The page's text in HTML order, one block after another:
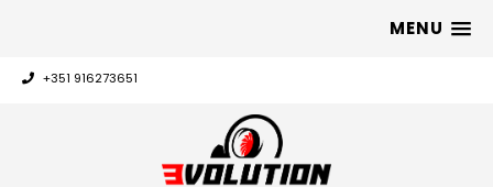
MENU
+351 916273651